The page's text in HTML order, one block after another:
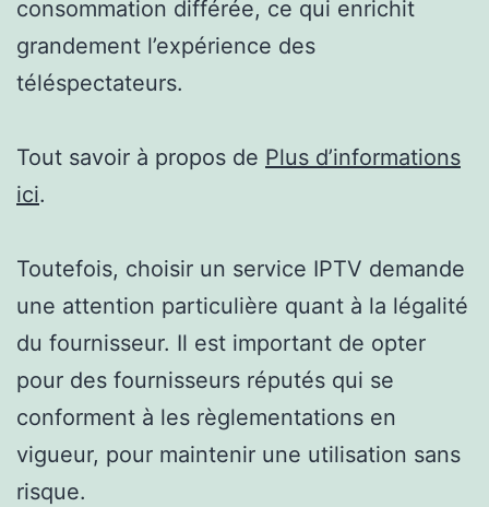
consommation différée, ce qui enrichit
grandement l’expérience des
téléspectateurs.
Tout savoir à propos de Plus d’informations
ici.
Toutefois, choisir un service IPTV demande
une attention particulière quant à la légalité
du fournisseur. Il est important de opter
pour des fournisseurs réputés qui se
conforment à les règlementations en
vigueur, pour maintenir une utilisation sans
risque.